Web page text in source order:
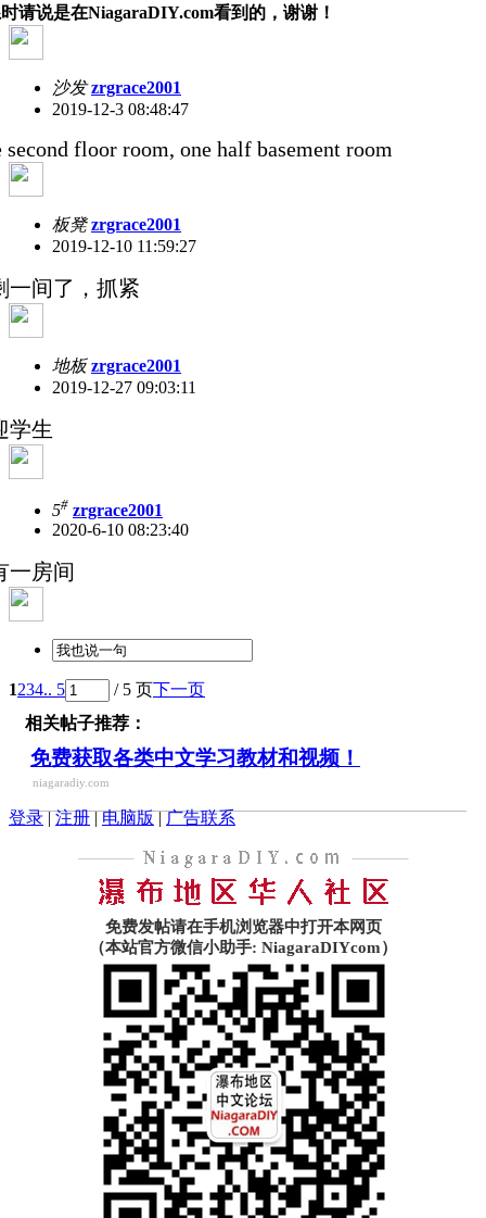
请说是在NiagaraDIY.com看到的，谢谢！
沙发 zrgrace2001
2019-12-3 08:48:47
second floor room, one half basement room
板凳 zrgrace2001
2019-12-10 11:59:27
一间了，抓紧
地板 zrgrace2001
2019-12-27 09:03:11
学生
5# zrgrace2001
2020-6-10 08:23:40
一房间
1234.. 5 / 5 页下一页
相关帖子推荐：
免费获取各类中文学习教材和视频！
niagaradiy.com
登录|注册|电脑版|广告联系
免费发帖请在手机浏览器中打开本网页
（本站官方微信小助手: NiagaraDIYcom）